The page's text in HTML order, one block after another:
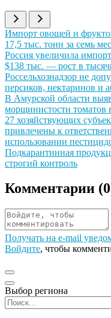
Иллюстрация новости
Импорт овощей и
17,5 тыс. тонн за семь
Иллюстрация новости
Россия увеличила
$138 тыс. — рост в
Иллюстрация новости
Россельхознадзор не
персиков, нектаринов и
Иллюстрация новости
В Амурской области
морщинистости томатов
Иллюстрация новости
27 хозяйствующих
привлечены к
использовании
Иллюстрация новости
Подкарантинная
строгий контроль
Комментарии (0
Получать на e‑mail
Войдите, чтобы
Выбор региона